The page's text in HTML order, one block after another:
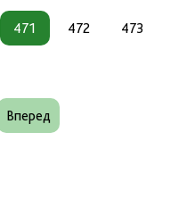
471 472 473
Вперед